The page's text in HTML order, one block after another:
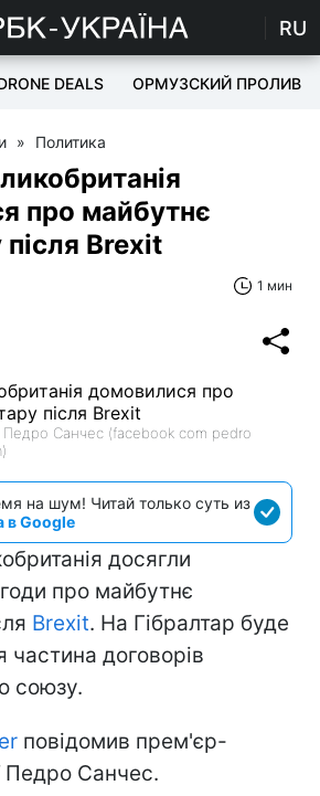
RU
DEALS ОРМУЗСКИЙ ПРОЛИВ
» Политика
про майбутнє
після Brexit
1 мин
Педро Санчес (facebook com pedro
на шум! Читай только суть из
в Google
досягли
про майбутнє
Brexit. На Гібралтар буде
договорів
союзу.
повідомив прем'єр-
Педро Санчес.